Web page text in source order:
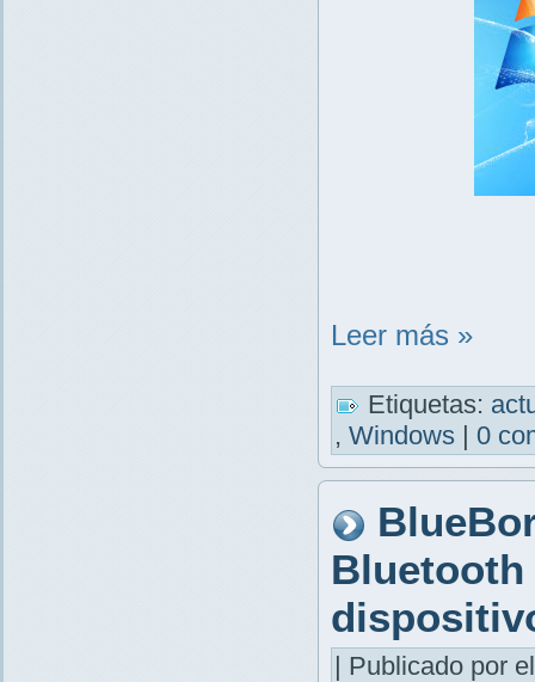
Leer más »
Etiquetas:
, Windows | 0
Bluetooth
| Publicado por